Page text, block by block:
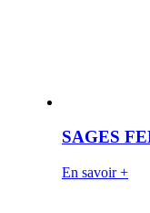
SAGES
En savoir +